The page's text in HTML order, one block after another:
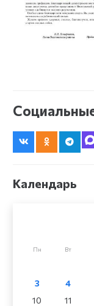
Календарь
Пн Вт
3
4
10
11